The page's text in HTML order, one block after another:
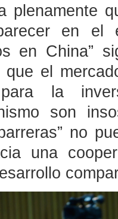
plenamente
en el
en China”
que el
para la
son
no
una